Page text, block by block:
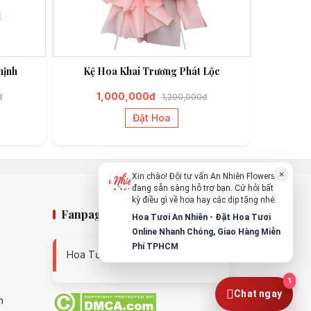
Kệ Hoa Khai Trương Phát Lộc
1,000,000đ 1,200,000đ
Đặt Hoa
Fanpage
Hoa Tươi An Nhiên - 0938494119
×
Xin chào! Đội tư vấn An Nhiên Flowers
đang sẵn sàng hỗ trợ bạn. Cứ hỏi bất
kỳ điều gì về hoa hay các dịp tặng nhé.
Hoa Tươi An Nhiên - Đặt Hoa Tươi
Online Nhanh Chóng, Giao Hàng Miễn
Phí TPHCM
Chat ngay
1
An Nhiên Flowers
Tư vấn nhanh trong vài phút
Chào bạn, mình có thể hỗ trợ chọn hoa